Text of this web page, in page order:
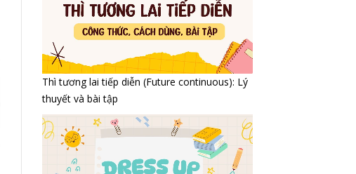
Thì tương lai tiếp diễn (Future continuous): Lý
thuyết và bài tập